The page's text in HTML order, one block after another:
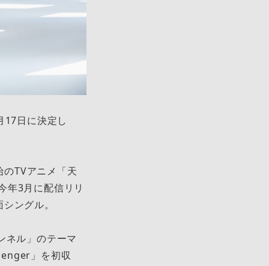
17日に決定し
TVアニメ「天
年3月に配信リリ
ングル。
ネル」のテーマ
」を初収